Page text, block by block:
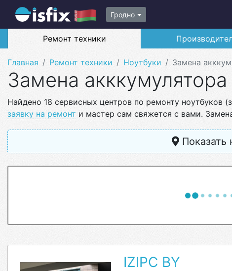
Гродно
Ремонт техники
Главная Ремонт техники Ноутбуки Замена
Замена акккумулятора
Найдено 18 сервисных центров по ремонту ноутбуков
заявку на ремонт и мастер сам свяжется с вами.
Показать
IZIPC BY